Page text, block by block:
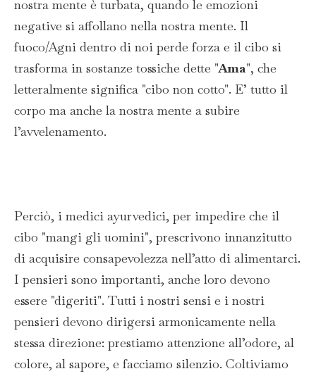
nostra mente è turbata, quando le emozioni
negative si affollano nella nostra mente. Il
fuoco/Agni dentro di noi perde forza e il cibo si
trasforma in sostanze tossiche dette "Ama", che
letteralmente significa "cibo non cotto". E’ tutto il
corpo ma anche la nostra mente a subire
l’avvelenamento.
Perciò, i medici ayurvedici, per impedire che il
cibo "mangi gli uomini", prescrivono innanzitutto
di acquisire consapevolezza nell’atto di alimentarci.
I pensieri sono importanti, anche loro devono
essere "digeriti". Tutti i nostri sensi e i nostri
pensieri devono dirigersi armonicamente nella
stessa direzione: prestiamo attenzione all’odore, al
colore, al sapore, e facciamo silenzio. Coltiviamo